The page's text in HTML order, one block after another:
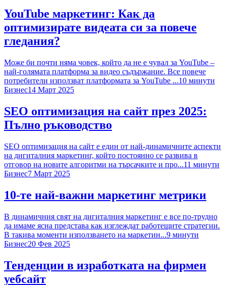
YouTube маркетинг: Как да
оптимизирате видеата си за повече
гледания?
Може би почти няма човек, който да не е чувал за YouTube –
най-голямата платформа за видео съдържание. Все повече
потребители използват платформата за YouTube ...10 минути
Бизнес14 Март 2025
SEO оптимизация на сайт през 2025:
Пълно ръководство
SEO оптимизация на сайт е един от най-динамичните аспекти
на дигиталния маркетинг, който постоянно се развива в
отговор на новите алгоритми на търсачките и про...11 минути
Бизнес7 Март 2025
10-те най-важни маркетинг метрики
В динамичния свят на дигиталния маркетинг е все по-трудно
да имаме ясна представа как изглеждат работещите стратегии.
В такива моменти използването на маркетин...9 минути
Бизнес20 Фев 2025
Тенденции в изработката на фирмен
уебсайт